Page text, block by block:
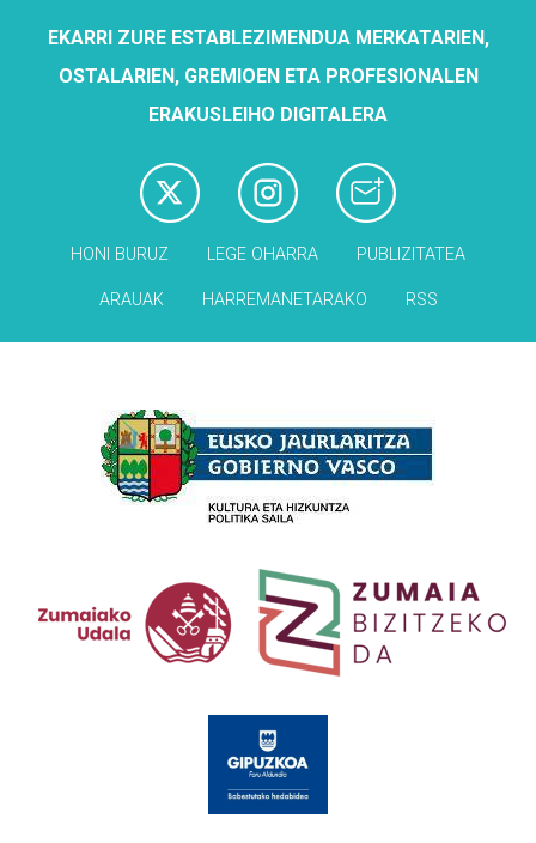
EKARRI ZURE ESTABLEZIMENDUA MERKATARIEN,
OSTALARIEN, GREMIOEN ETA PROFESIONALEN
ERAKUSLEIHO DIGITALERA
HONI BURUZ LEGE OHARRA PUBLIZITATEA
ARAUAK HARREMANETARAKO RSS